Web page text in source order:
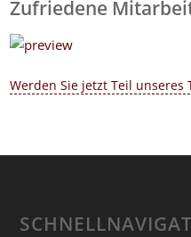
Zufriedene
Werden Sie jetzt Teil unseres